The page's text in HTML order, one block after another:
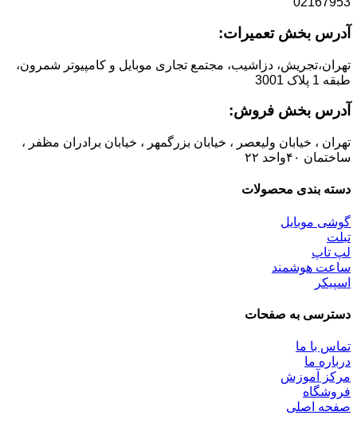
آدرس بخش تعمیرات:
تهران،تجریش، دزاشیب، مجتمع تجاری موبایل و کامپیوتر شمرون،
طبقه 1 پلاک 3001
آدرس بخش فروش:
تهران ، خیابان ولیعصر ، خیابان بزرگمهر ، خیابان برادران مظفر ،
ساختمان ۴۰واحد ۲۲
دسته بندی محصولات
گوشی موبایل
تبلت
لپ تاپ
ساعت هوشمند
اسپیکر
دسترسی به صفحات
تماس با ما
درباره ما
مرکز آموزش
فروشگاه
صفحه اصلی